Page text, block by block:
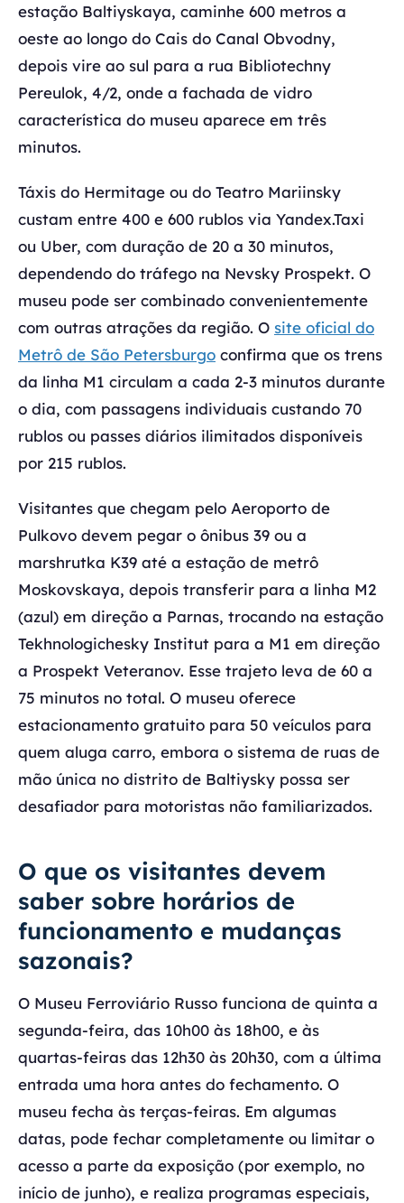
estação Baltiyskaya, caminhe 600 metros a
oeste ao longo do Cais do Canal Obvodny,
depois vire ao sul para a rua Bibliotechny
Pereulok, 4/2, onde a fachada de vidro
característica do museu aparece em três
minutos.
Táxis do Hermitage ou do Teatro Mariinsky
custam entre 400 e 600 rublos via Yandex.Taxi
ou Uber, com duração de 20 a 30 minutos,
dependendo do tráfego na Nevsky Prospekt. O
museu pode ser combinado convenientemente
com outras atrações da região. O site oficial do
Metrô de São Petersburgo confirma que os trens
da linha M1 circulam a cada 2-3 minutos durante
o dia, com passagens individuais custando 70
rublos ou passes diários ilimitados disponíveis
por 215 rublos.
Visitantes que chegam pelo Aeroporto de
Pulkovo devem pegar o ônibus 39 ou a
marshrutka K39 até a estação de metrô
Moskovskaya, depois transferir para a linha M2
(azul) em direção a Parnas, trocando na estação
Tekhnologichesky Institut para a M1 em direção
a Prospekt Veteranov. Esse trajeto leva de 60 a
75 minutos no total. O museu oferece
estacionamento gratuito para 50 veículos para
quem aluga carro, embora o sistema de ruas de
mão única no distrito de Baltiysky possa ser
desafiador para motoristas não familiarizados.
O que os visitantes devem
saber sobre horários de
funcionamento e mudanças
sazonais?
O Museu Ferroviário Russo funciona de quinta a
segunda-feira, das 10h00 às 18h00, e às
quartas-feiras das 12h30 às 20h30, com a última
entrada uma hora antes do fechamento. O
museu fecha às terças-feiras. Em algumas
datas, pode fechar completamente ou limitar o
acesso a parte da exposição (por exemplo, no
início de junho), e realiza programas especiais,